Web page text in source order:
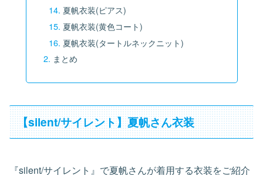
夏帆衣装(ピアス)
夏帆衣装(黄色コート)
夏帆衣装(タートルネックニット)
まとめ
【silent/サイレント】夏帆さん衣装
『silent/サイレント』で夏帆さんが着用する衣装をご紹介